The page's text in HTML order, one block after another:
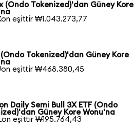
(Ondo Tokenized)'dan Güney Kore
eşittir ₩1.043.273,77
Tokenized)'dan Güney Kore
eşittir ₩468.380,45
Daily Semi Bull 3X ETF (Ondo
Güney Kore Wonu'na
eşittir ₩195.764,43